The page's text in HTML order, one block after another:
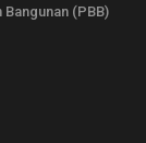
(PBB)